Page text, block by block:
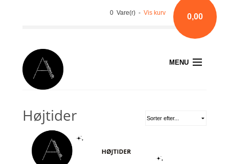
0 Vare(r) - Vis kurv 0,00
MENU
Højtider